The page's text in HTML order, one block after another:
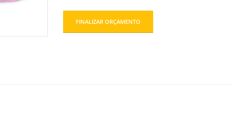
FINALIZAR ORÇAMENTO